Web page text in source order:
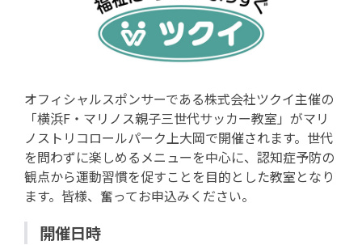
オフィシャルスポンサーである株式会社ツクイ主催の
「横浜F・マリノス親子三世代サッカー教室」がマリ
ノストリコロールパーク上大岡で開催されます。世代
を問わずに楽しめるメニューを中心に、認知症予防の
観点から運動習慣を促すことを目的とした教室となり
ます。皆様、奮ってお申込みください。
開催日時